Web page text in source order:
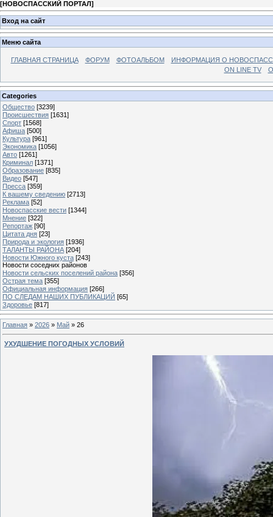
[НОВОСПАССКИЙ ПОРТАЛ]
Вход на сайт
Меню сайта
ГЛАВНАЯ СТРАНИЦА ФОРУМ ФОТОАЛЬБОМ
ИНФОРМАЦИЯ О
ON LINE TV
Categories
Общество [3239]
Происшествия [1631]
Спорт [1568]
Афиша [500]
Культура [961]
Экономика [1056]
Авто [1261]
Криминал [1371]
Образование [835]
Видео [547]
Пресса [359]
К вашему сведению [2713]
Реклама [52]
Новоспасские вести [1344]
Мнение [322]
Репортаж [90]
Цитата дня [23]
Природа и экология [1936]
ТАЛАНТЫ РАЙОНА [204]
Новости Южного куста [243]
Новости соседних районов
Новости сельских поселений района [356]
Острая тема [355]
Официальная информация [266]
ПО СЛЕДАМ НАШИХ ПУБЛИКАЦИЙ [65]
Здоровье [817]
Главная » 2026 » Май » 26
УХУДШЕНИЕ ПОГОДНЫХ УСЛОВИЙ